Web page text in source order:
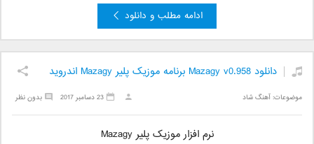
ادامه مطلب و دانلود
دانلود Mazagy v0.958 برنامه موزیک پلیر Mazagy اندروید
موضوعات:آهنگ شاد بدون نظر 23 دسامبر 2017
نرم افزار موزیک پلیر Mazagy